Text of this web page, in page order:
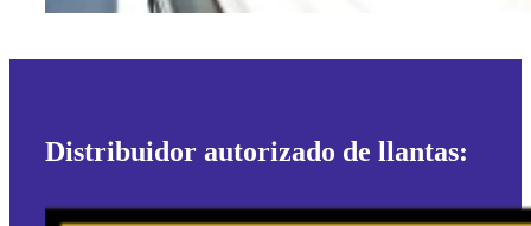
Distribuidor autorizado de llantas: